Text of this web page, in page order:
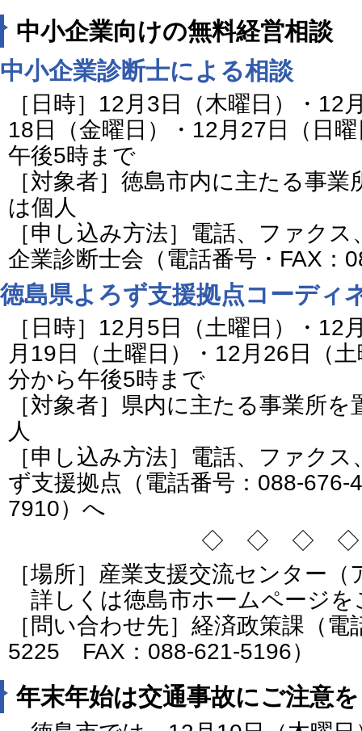
中小企業向けの無料経営相談
中小企業診断士による相談
［日時］12月3日（木曜日）・12
18日（金曜日）・12月27日（日
午後5時まで
［対象者］徳島市内に主たる事
は個人
［申し込み方法］電話、ファク
企業診断士会（電話番号・FAX：
徳島県よろず支援拠点コーディ
［日時］12月5日（土曜日）・12
月19日（土曜日）・12月26日（
分から午後5時まで
［対象者］県内に主たる事業所
人
［申し込み方法］電話、ファク
ず支援拠点（電話番号：088-
7910）へ
◇ ◇ ◇
［場所］産業支援交流センター
詳しくは徳島市ホームページを
［問い合わせ先］経済政策課（
5225 FAX：088-621-5196）
年末年始は交通事故にご注意を